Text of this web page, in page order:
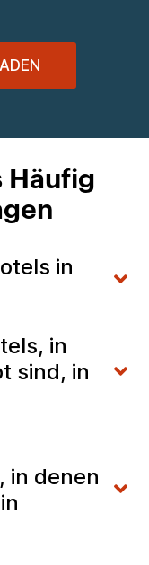
Häufig
in
in
sind, in
in denen